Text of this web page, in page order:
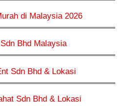
di Malaysia 2026
Bhd Malaysia
Sdn Bhd & Lokasi
Sdn Bhd & Lokasi